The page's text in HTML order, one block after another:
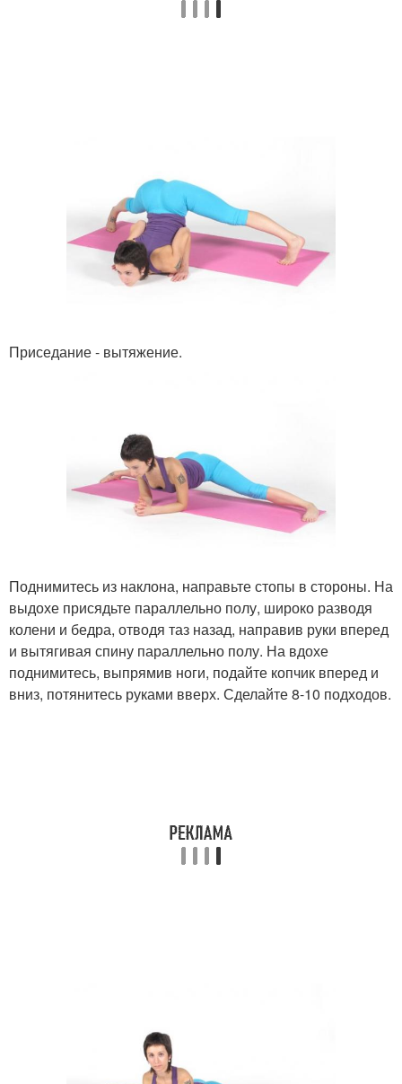
Приседание - вытяжение.
Поднимитесь из наклона, направьте стопы в стороны. На
выдохе присядьте параллельно полу, широко разводя
колени и бедра, отводя таз назад, направив руки вперед
и вытягивая спину параллельно полу. На вдохе
поднимитесь, выпрямив ноги, подайте копчик вперед и
вниз, потянитесь руками вверх. Сделайте 8-10 подходов.